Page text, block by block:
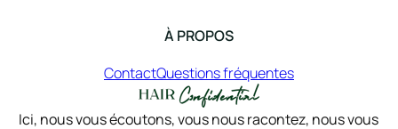
À PROPOS
ContactQuestions fréquentes
Ici, nous vous écoutons, vous nous racontez, nous vous